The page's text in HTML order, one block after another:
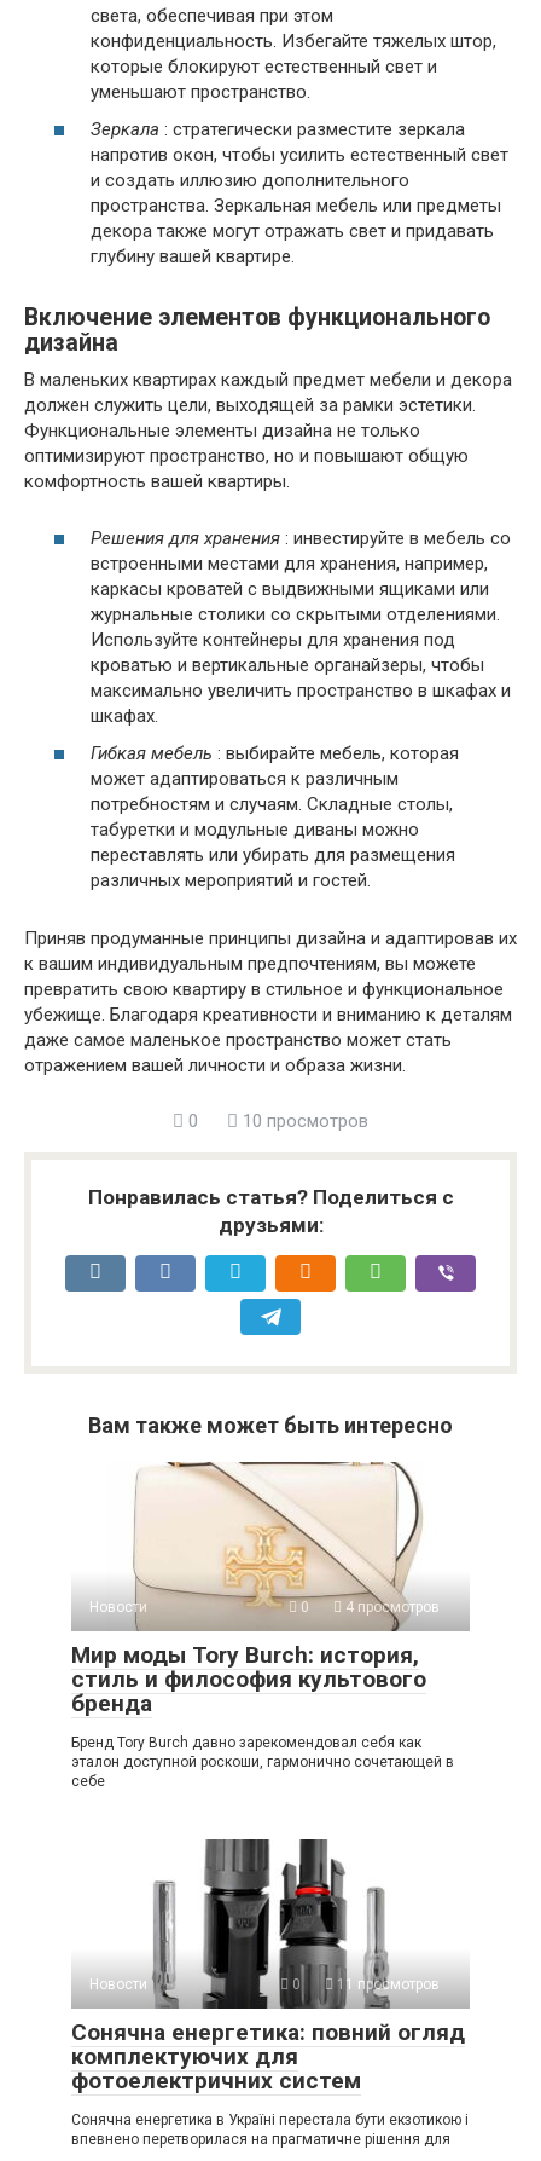
света, обеспечивая при этом
конфиденциальность. Избегайте тяжелых штор,
которые блокируют естественный свет и
уменьшают пространство.
Зеркала : стратегически разместите зеркала
напротив окон, чтобы усилить естественный свет
и создать иллюзию дополнительного
пространства. Зеркальная мебель или предметы
декора также могут отражать свет и придавать
глубину вашей квартире.
Включение элементов функционального
дизайна
В маленьких квартирах каждый предмет мебели и декора
должен служить цели, выходящей за рамки эстетики.
Функциональные элементы дизайна не только
оптимизируют пространство, но и повышают общую
комфортность вашей квартиры.
Решения для хранения : инвестируйте в мебель со
встроенными местами для хранения, например,
каркасы кроватей с выдвижными ящиками или
журнальные столики со скрытыми отделениями.
Используйте контейнеры для хранения под
кроватью и вертикальные органайзеры, чтобы
максимально увеличить пространство в шкафах и
шкафах.
Гибкая мебель : выбирайте мебель, которая
может адаптироваться к различным
потребностям и случаям. Складные столы,
табуретки и модульные диваны можно
переставлять или убирать для размещения
различных мероприятий и гостей.
Приняв продуманные принципы дизайна и адаптировав их
к вашим индивидуальным предпочтениям, вы можете
превратить свою квартиру в стильное и функциональное
убежище. Благодаря креативности и вниманию к деталям
даже самое маленькое пространство может стать
отражением вашей личности и образа жизни.
0 10 просмотров
Понравилась статья? Поделиться с
друзьями:
Вам также может быть интересно
Новости 0 4 просмотров
Мир моды Tory Burch: история,
стиль и философия культового
бренда
Бренд Tory Burch давно зарекомендовал себя как
эталон доступной роскоши, гармонично сочетающей в
себе
Новости 0 11 просмотров
Сонячна енергетика: повний огляд
комплектуючих для
фотоелектричних систем
Сонячна енергетика в Україні перестала бути екзотикою і
впевнено перетворилася на прагматичне рішення для